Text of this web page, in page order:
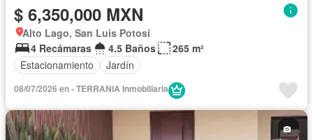
$ 6,350,000 MXN
Alto Lago, San Luis Potosí
4 Recámaras
4.5 Baños
265 m²
Estacionamiento
Jardín
08/07/2026 en - TERRANIA Inmobiliaria